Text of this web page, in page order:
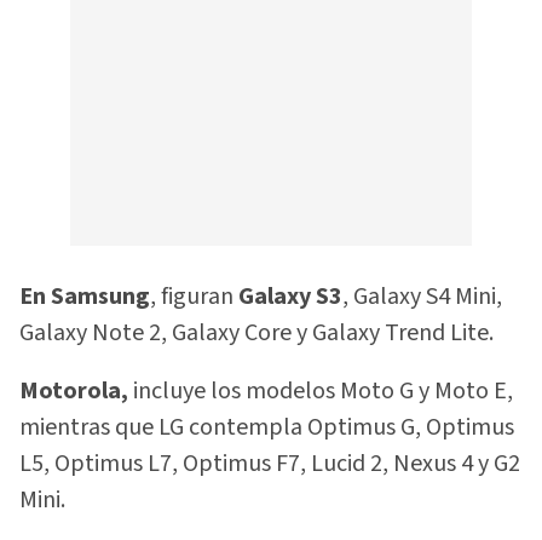
En Samsung, figuran Galaxy S3, Galaxy S4 Mini,
Galaxy Note 2, Galaxy Core y Galaxy Trend Lite.
Motorola, incluye los modelos Moto G y Moto E,
mientras que LG contempla Optimus G, Optimus
L5, Optimus L7, Optimus F7, Lucid 2, Nexus 4 y G2
Mini.